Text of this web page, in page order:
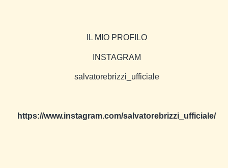
IL MIO PROFILO
INSTAGRAM
salvatorebrizzi_ufficiale
https://www.instagram.com/salvatorebrizzi_ufficiale/